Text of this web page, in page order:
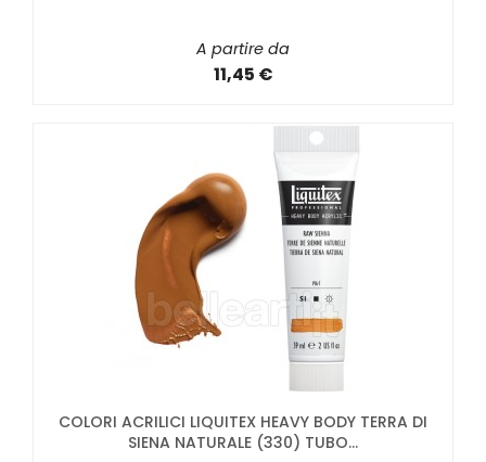
A partire da
11,45 €
COLORI ACRILICI LIQUITEX HEAVY BODY TERRA DI
SIENA NATURALE (330) TUBO...